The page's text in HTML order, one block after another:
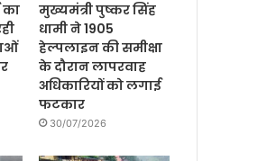
का
मुख्यमंत्री पुष्कर सिंह
धामी ने 1905
हेल्पलाइन की समीक्षा
के दौरान लापरवाह
अधिकारियों को लगाई
फटकार
30/07/2026